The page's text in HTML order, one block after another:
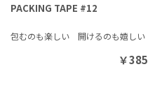
PACKING TAPE #12
包むのも楽しい 開けるのも嬉しい
￥385